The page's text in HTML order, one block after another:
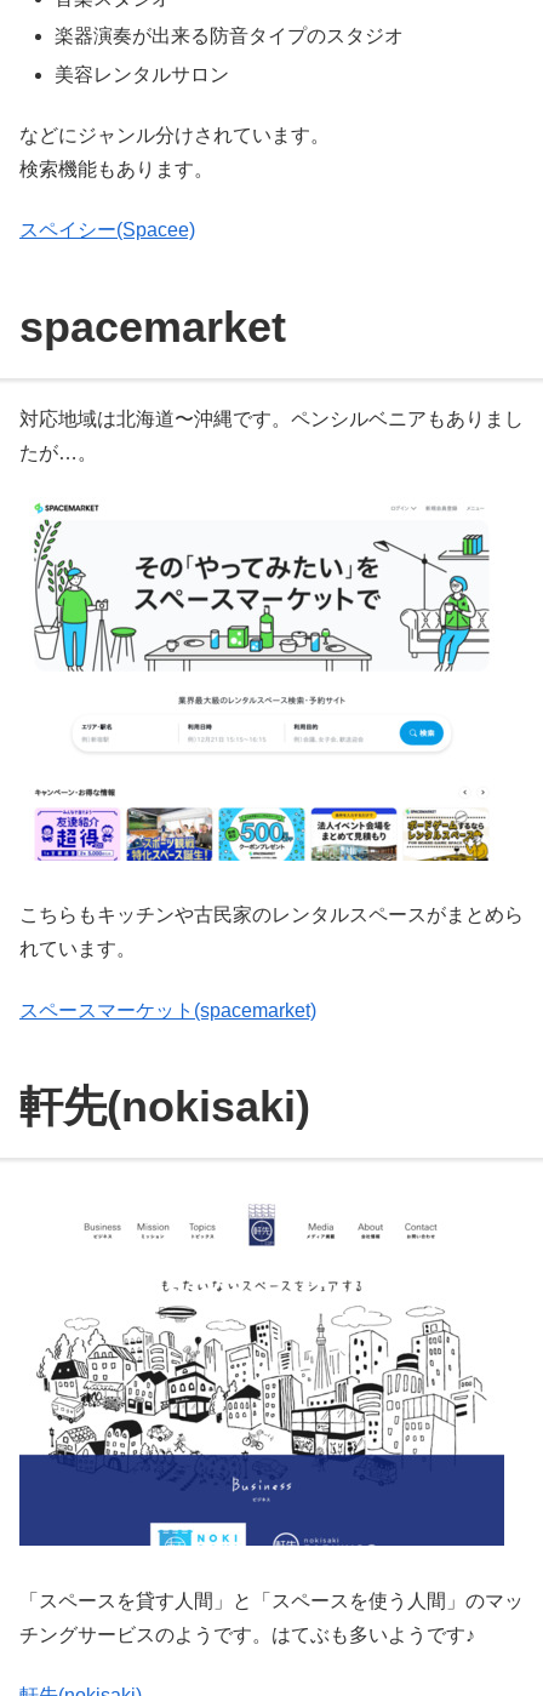
楽器演奏が出来る防音タイプのスタジオ
美容レンタルサロン
などにジャンル分けされています。
検索機能もあります。
スペイシー(Spacee)
spacemarket
対応地域は北海道〜沖縄です。ペンシルベニアもありまし
たが…。
こちらもキッチンや古民家のレンタルスペースがまとめら
れています。
スペースマーケット(spacemarket)
軒先(nokisaki)
「スペースを貸す人間」と「スペースを使う人間」のマッ
チングサービスのようです。はてぶも多いようです♪